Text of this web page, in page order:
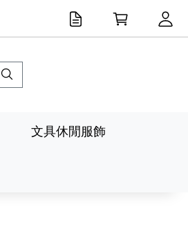
文具休閒服飾